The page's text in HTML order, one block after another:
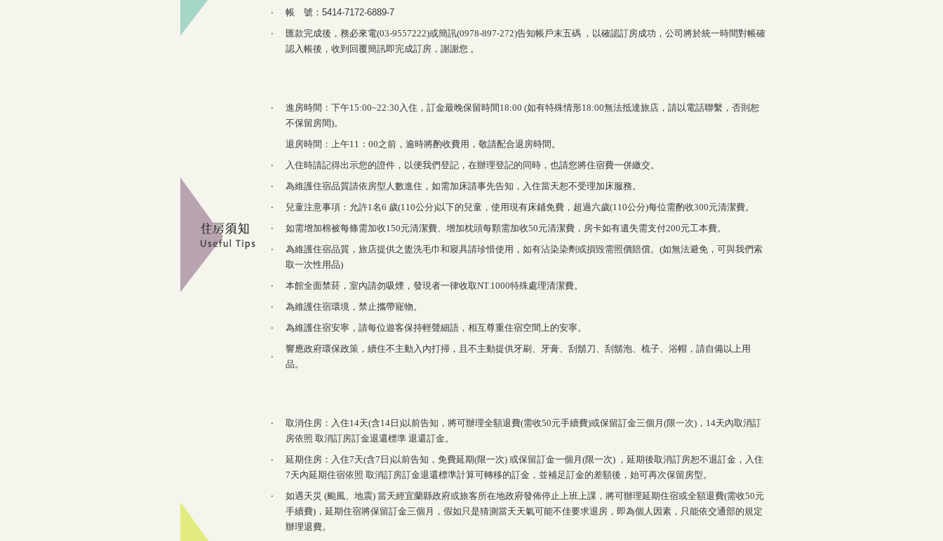
‧
帳 號： 5414-7172-6889-7
‧
匯款完成後，務必來電(03-9557222)或簡訊(0978-897-272)告知帳戶末五碼 ，以確認訂房成功，公司將於統一時間對帳確
認入帳後，收到回覆簡訊即完成訂房，謝謝您 。
‧
進房時間：下午15:00~22:30入住，訂金最晚保留時間18:00 (如有特殊情形18:00無法抵達旅店，請以電話聯繫，否則恕
不保留房間)。
退房時間：上午11：00之前，逾時將酌收費用，敬請配合退房時間。
‧
入住時請記得出示您的證件，以便我們登記，在辦理登記的同時，也請您將住宿費一併繳交。
‧
為維護住宿品質請依房型人數進住，如需加床請事先告知，入住當天恕不受理加床服務。
‧
兒童注意事項：允許1名6 歲(110公分)以下的兒童，使用現有床鋪免費，超過六歲(110公分)每位需酌收300元清潔費。
‧
如需增加棉被每條需加收150元清潔費、增加枕頭每顆需加收50元清潔費，房卡如有遺失需支付200元工本費。
‧
為維護住宿品質，旅店提供之盥洗毛巾和寢具請珍惜使用，如有沾染染劑或損毀需照價賠償。(如無法避免，可與我們索
取一次性用品)
‧
本館全面禁菸，室內請勿吸煙，發現者一律收取NT.1000特殊處理清潔費。
‧
為維護住宿環境，禁止攜帶寵物。
‧
為維護住宿安寧，請每位遊客保持輕聲細語，相互尊重住宿空間上的安寧。
‧
響應政府環保政策，續住不主動入內打掃，且不主動提供牙刷、牙膏、刮鬍刀、刮鬍泡、梳子、浴帽，請自備以上用
品。
‧
取消住房：入住14天(含14日)以前告知，將可辦理全額退費(需收50元手續費)或保留訂金三個月(限一次)，14天內取消訂
房依照 取消訂房訂金退還標準 退還訂金。
‧
延期住房：入住7天(含7日)以前告知，免費延期(限一次) 或保留訂金一個月(限一次) ，延期後取消訂房恕不退訂金，入住
7天內延期住宿依照 取消訂房訂金退還標準計算可轉移的訂金，並補足訂金的差額後，始可再次保留房型。
‧
如遇天災 (颱風、地震) 當天經宜蘭縣政府或旅客所在地政府發佈停止上班上課，將可辦理延期住宿或全額退費(需收50元
手續費)，延期住宿將保留訂金三個月，假如只是猜測當天天氣可能不佳要求退房，即為個人因素，只能依交通部的規定
辦理退費。